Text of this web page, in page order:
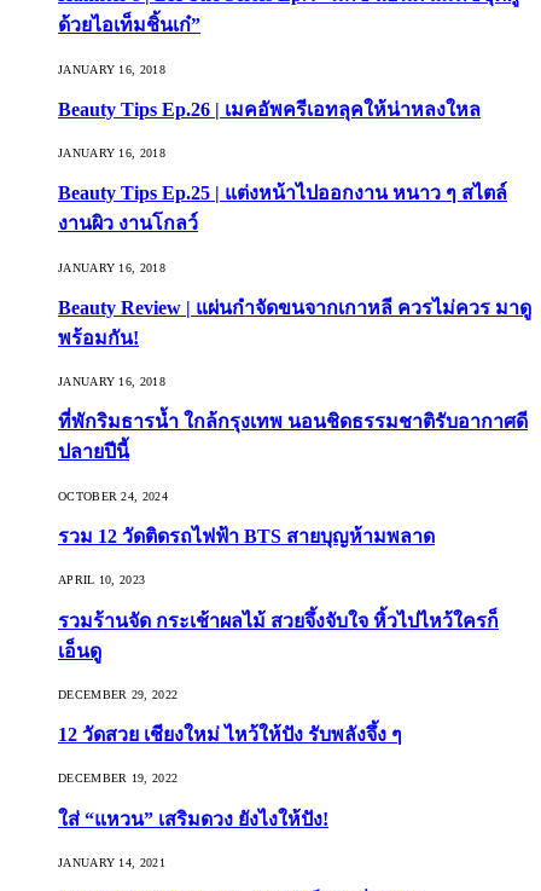
ด้วยไอเท็มชิ้นเก๋”
JANUARY 16, 2018
Beauty Tips Ep.26 | เมคอัพครีเอทลุคให้น่าหลงใหล
JANUARY 16, 2018
Beauty Tips Ep.25 | แต่งหน้าไปออกงาน หนาว ๆ สไตล์
งานผิว งานโกลว์
JANUARY 16, 2018
Beauty Review | แผ่นกำจัดขนจากเกาหลี ควรไม่ควร มาดู
พร้อมกัน!
JANUARY 16, 2018
ที่พักริมธารน้ำ ใกล้กรุงเทพ นอนชิดธรรมชาติรับอากาศดี
ปลายปีนี้
OCTOBER 24, 2024
รวม 12 วัดติดรถไฟฟ้า BTS สายบุญห้ามพลาด
APRIL 10, 2023
รวมร้านจัด กระเช้าผลไม้ สวยจึ้งจับใจ หิ้วไปไหว้ใครก็
เอ็นดู
DECEMBER 29, 2022
12 วัดสวย เชียงใหม่ ไหว้ให้ปัง รับพลังจึ้ง ๆ
DECEMBER 19, 2022
ใส่ “แหวน” เสริมดวง ยังไงให้ปัง!
JANUARY 14, 2021